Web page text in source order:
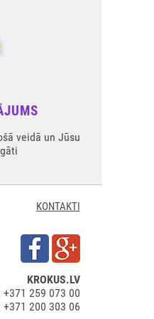
veidā un Jūsu
KONTAKTI
KROKUS.LV
+371 259 073 00
+371 200 303 06